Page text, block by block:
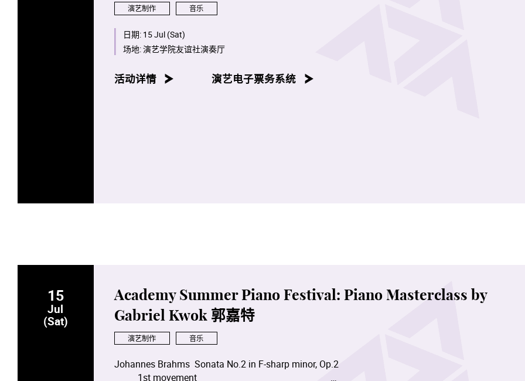
演艺制作 音乐
日期: 15 Jul (Sat)
场地:演艺学院友谊社演奏厅
活动详情 演艺电子票务系统
15
Jul
(Sat)
Academy Summer Piano Festival: Piano Masterclass by
Gabriel Kwok 郭嘉特
演艺制作 音乐
Johannes Brahms Sonata No.2 in F-sharp minor, Op.2
1st movement